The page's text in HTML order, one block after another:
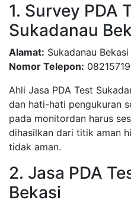
1. Survey PDA
Sukadanau
Alamat: Sukadanau Bekasi
Nomor Telepon:
Ahli Jasa PDA Test
dan hati-hati pengukuran
pada monitordan harus
dihasilkan dari titik aman
tidak aman.
2. Jasa PDA
Bekasi